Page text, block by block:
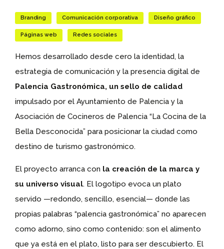
Branding Comunicación corporativa Diseño gráfico
Páginas web Redes sociales
Hemos desarrollado desde cero la identidad, la
estrategia de comunicación y la presencia digital de
Palencia Gastronómica, un sello de calidad
impulsado por el Ayuntamiento de Palencia y la
Asociación de Cocineros de Palencia “La Cocina de la
Bella Desconocida” para posicionar la ciudad como
destino de turismo gastronómico.
El proyecto arranca con la creación de la marca y
su universo visual. El logotipo evoca un plato
servido —redondo, sencillo, esencial— donde las
propias palabras “palencia gastronómica” no aparecen
como adorno, sino como contenido: son el alimento
que ya está en el plato, listo para ser descubierto. El